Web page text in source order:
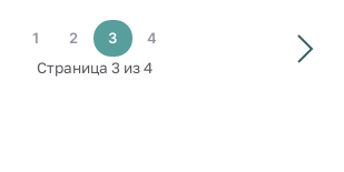
1 2 3
4
Страница 3 из 4